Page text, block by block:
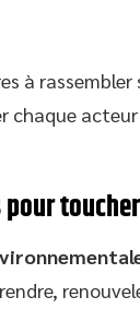
à rassembler
chaque